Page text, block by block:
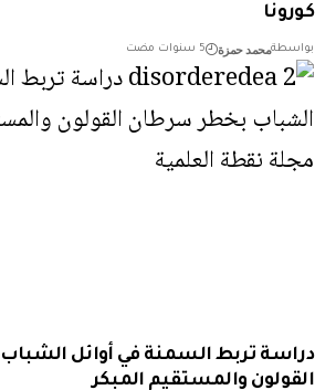
محمد حمزة 5 سنوات مضت
تربط السمنة في أوائل الشباب
والمستقيم المبكر